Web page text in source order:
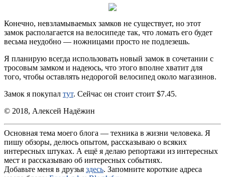
Конечно, невзламываемых замков не существует, но этот
замок располагается на велосипеде так, что ломать его будет
весьма неудобно — ножницами просто не подлезешь.
Я планирую всегда использовать новый замок в сочетании с
тросовым замком и надеюсь, что этого вполне хватит для
того, чтобы оставлять недорогой велосипед около магазинов.
Замок я покупал тут. Сейчас он стоит стоит $7.45.
© 2018, Алексей Надёжин
Основная тема моего блога — техника в жизни человека. Я
пишу обзоры, делюсь опытом, рассказываю о всяких
интересных штуках. А ещё я делаю репортажи из интересных
мест и рассказываю об интересных событиях.
Добавьте меня в друзья здесь. Запомните короткие адреса